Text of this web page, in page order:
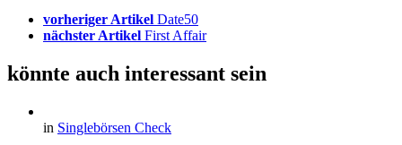
vorheriger Artikel Date50
nächster Artikel First Affair
könnte auch interessant sein
in Singlebörsen Check